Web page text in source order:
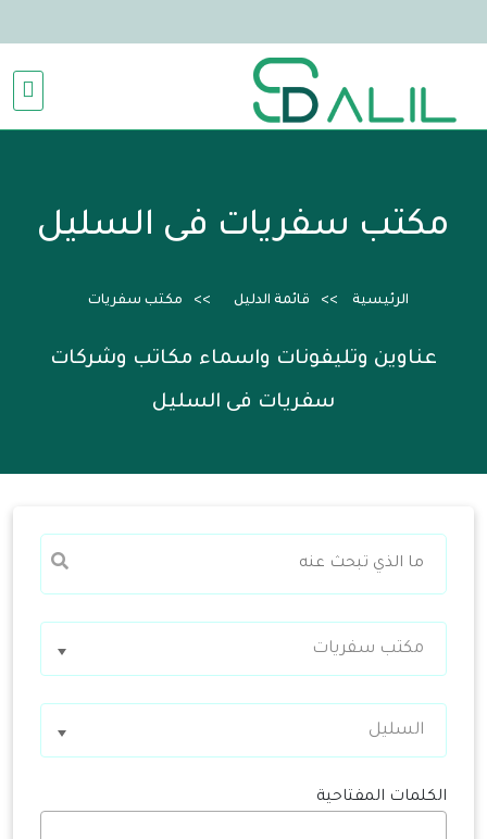
مكتب سفريات فى السليل
الرئيسية قائمة الدليل مكتب سفريات
عناوين وتليفونات واسماء مكاتب وشركات
سفريات فى السليل
مكتب سفريات
السليل
الكلمات المفتاحية